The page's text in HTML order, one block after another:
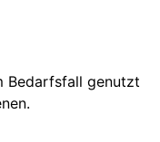
Bedarfsfall genutzt